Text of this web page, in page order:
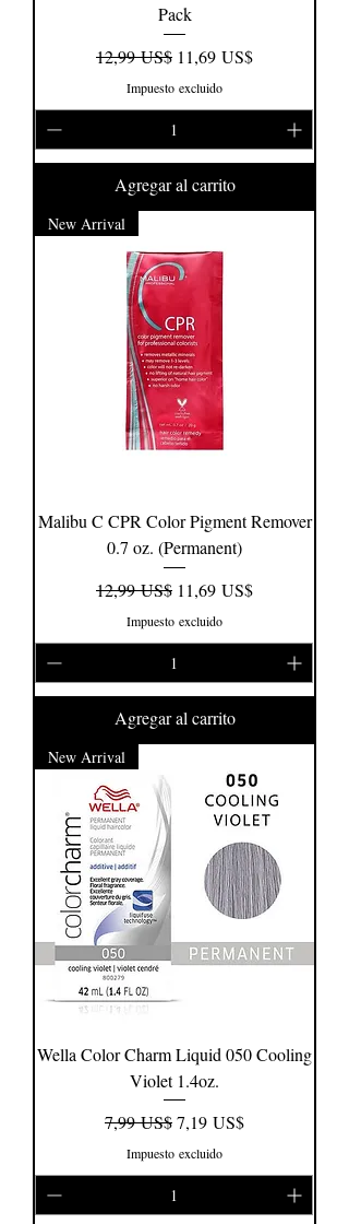
Pack
Precio
12,99 US$ Precio de oferta
11,69 US$
Impuesto excluido
Agregar al carrito
New Arrival
Malibu C CPR Color Pigment Remover
0.7 oz. (Permanent)
Precio
12,99 US$ Precio de oferta
11,69 US$
Impuesto excluido
Agregar al carrito
New Arrival
Wella Color Charm Liquid 050 Cooling
Violet 1.4oz.
Precio
7,99 US$Precio de oferta
7,19 US$
Impuesto excluido